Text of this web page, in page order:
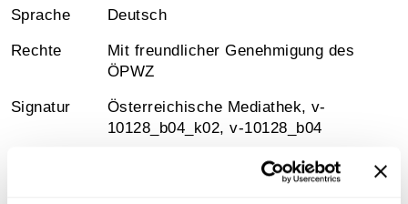
Sprache Deutsch
Rechte
Mit freundlicher Genehmigung des
ÖPWZ
Signatur
Österreichische Mediathek, v-
10128_b04_k02, v-10128_b04